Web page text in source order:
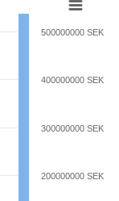
200000000 SEK
300000000 SEK
400000000 SEK
500000000 SEK